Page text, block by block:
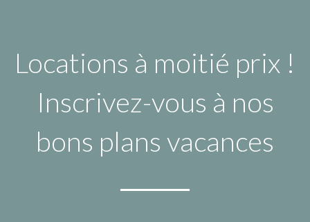
Locations à moitié prix !
Inscrivez-vous à nos
bons plans vacances